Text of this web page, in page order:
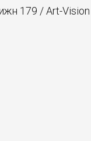
179 / Art-Vision